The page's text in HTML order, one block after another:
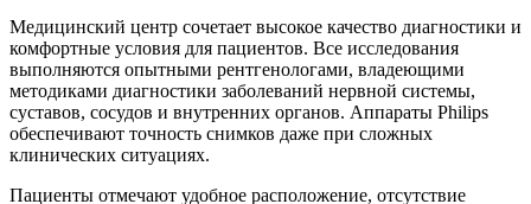
Медицинский центр сочетает высокое качество диагностики и
комфортные условия для пациентов. Все исследования
выполняются опытными рентгенологами, владеющими
методиками диагностики заболеваний нервной системы,
суставов, сосудов и внутренних органов. Аппараты Philips
обеспечивают точность снимков даже при сложных
клинических ситуациях.
Пациенты отмечают удобное расположение, отсутствие